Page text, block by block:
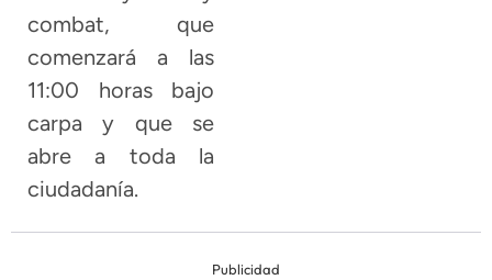
combat, que
comenzará a las
11:00 horas bajo
carpa y que se
abre a toda la
ciudadanía.
Publicidad